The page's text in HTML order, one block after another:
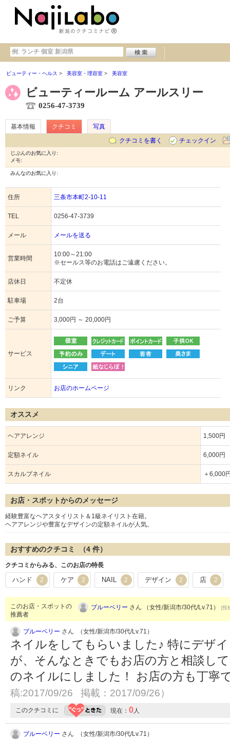
ビューティー・ヘルス 美容室・理容室 美容室
ビューティールーム アールスリー
0256-47-3739
基本情報 クチコミ
写真
クチコミを書く
チェックイン
じぶんのお気に入り:
メモ:
みんなのお気に入り:
住所 三条市本町2-10-11
TEL 0256-47-3739
メール メールを送る
営業時間
10:00～21:00
※セールス等のお電話はご遠慮ください。
店休日 不定休
駐車場 2台
ご予算 3,000円 ～ 20,000円
サービス
リンク お店のホームページ
オススメ
ヘアアレンジ 1,500円
定額ネイル 6,000円
スカルプネイル ＋6,000
お店・スポットからのメッセージ
経験豊富なヘアスタイリスト＆1級ネイリスト在籍。
ヘアアレンジや豊富なデザインの定額ネイルが人気。
おすすめのクチコミ （4 件）
クチコミからみる、このお店の特長
ハンド 2 ケア 2 NAIL 2 デザイン 2 店 2
このお店・スポットの
推薦者
ブルーベリー さん （女性/新潟市/30代/Lv.71） (投
ブルーベリー さん （女性/新潟市/30代/Lv.71）
ネイルをしてもらいました♪ 特にデザ
が、そんなときでもお店の方と相談し
のネイルにしました！ お店の方も丁
稿:2017/09/26 掲載：2017/09/26）
このクチコミに 現在： 0 人
ブルーベリー さん （女性/新潟市/30代/Lv.71）